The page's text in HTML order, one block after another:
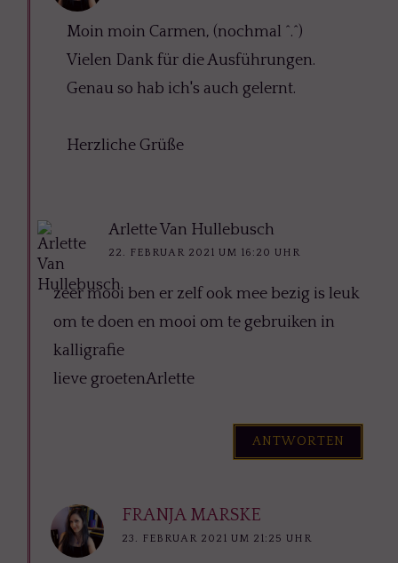
Moin moin Carmen, (nochmal ^.^)
Vielen Dank für die Ausführungen.
Genau so hab ich's auch gelernt.
Herzliche Grüße
Arlette Van Hullebusch
22. FEBRUAR 2021 UM 16:20 UHR
zeer mooi ben er zelf ook mee bezig is leuk
om te doen en mooi om te gebruiken in
kalligrafie
lieve groetenArlette
ANTWORTEN
FRANJA MARSKE
23. FEBRUAR 2021 UM 21:25 UHR